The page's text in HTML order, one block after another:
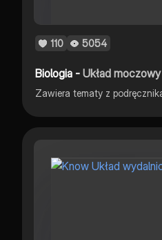
110 5054
Biologia -Układ moczowy